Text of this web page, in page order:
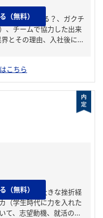
人といわれる？、ガクチ
、チームで協力した出来
とその理由、入社後に...
（無料）
こちら
人生の中で大きな挫折経
（学生時代に力を入れた
て、志望動機、就活の...
（無料）